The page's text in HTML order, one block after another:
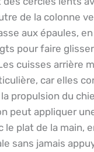
de la colonne
aux épaules,
pour faire
cuisses arrière
car elles
propulsion du
peut appliquer
le plat de la main,
sans jamais